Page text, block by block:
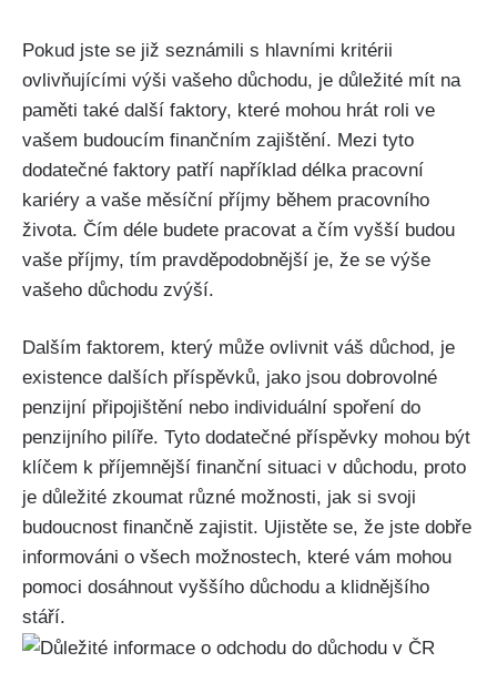
Pokud jste se již seznámili s hlavními kritérii
ovlivňujícími výši vašeho důchodu, je důležité mít na
paměti také další faktory, které mohou hrát roli ve
vašem budoucím finančním zajištění. Mezi tyto
dodatečné faktory patří například délka pracovní
kariéry a vaše měsíční příjmy během pracovního
života. Čím déle budete pracovat a čím vyšší budou
vaše příjmy, tím pravděpodobnější je, že se výše
vašeho důchodu zvýší.
Dalším faktorem, který může ovlivnit váš důchod, je
existence dalších příspěvků, jako jsou dobrovolné
penzijní připojištění nebo individuální spoření do
penzijního pilíře. Tyto dodatečné příspěvky mohou být
klíčem k příjemnější finanční situaci v důchodu, proto
je důležité zkoumat různé možnosti, jak si svoji
budoucnost finančně zajistit. Ujistěte se, že jste dobře
informováni o všech možnostech, které vám mohou
pomoci dosáhnout vyššího důchodu a klidnějšího
stáří.